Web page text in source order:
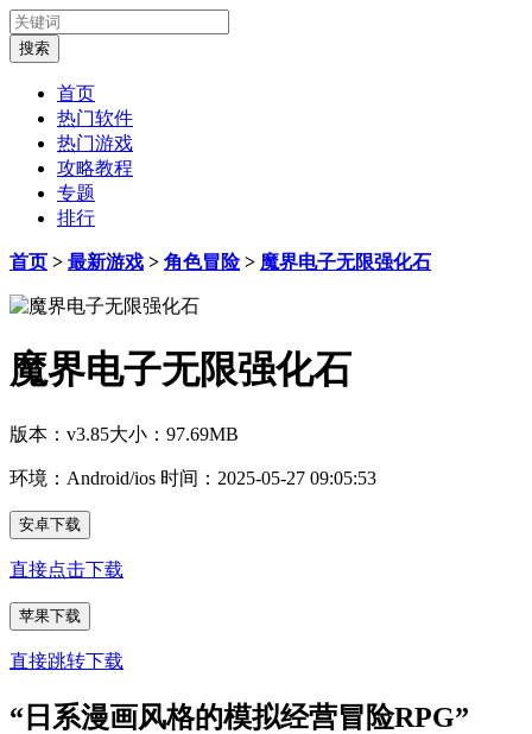
首页
热门软件
热门游戏
攻略教程
专题
排行
首页 > 最新游戏 > 角色冒险> 魔界电子无限强化石
魔界电子无限强化石
版本：v3.85大小：97.69MB
环境：Android/ios 时间：2025-05-27 09:05:53
安卓下载
直接点击下载
苹果下载
直接跳转下载
“ 日系漫画风格的模拟经营冒险RPG”